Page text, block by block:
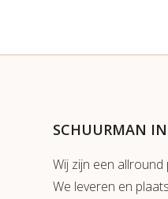
SCHUURMAN
Wij zijn een
We leveren en